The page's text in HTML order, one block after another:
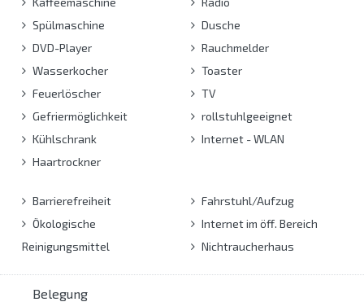
Spülmaschine
DVD-Player
Wasserkocher
Feuerlöscher
Gefriermöglichkeit
Kühlschrank
Haartrockner
Dusche
Rauchmelder
Toaster
TV
rollstuhlgeeignet
Internet - WLAN
Barrierefreiheit
Ökologische
Reinigungsmittel
Fahrstuhl/Aufzug
Internet im öff. Bereich
Nichtraucherhaus
Belegung